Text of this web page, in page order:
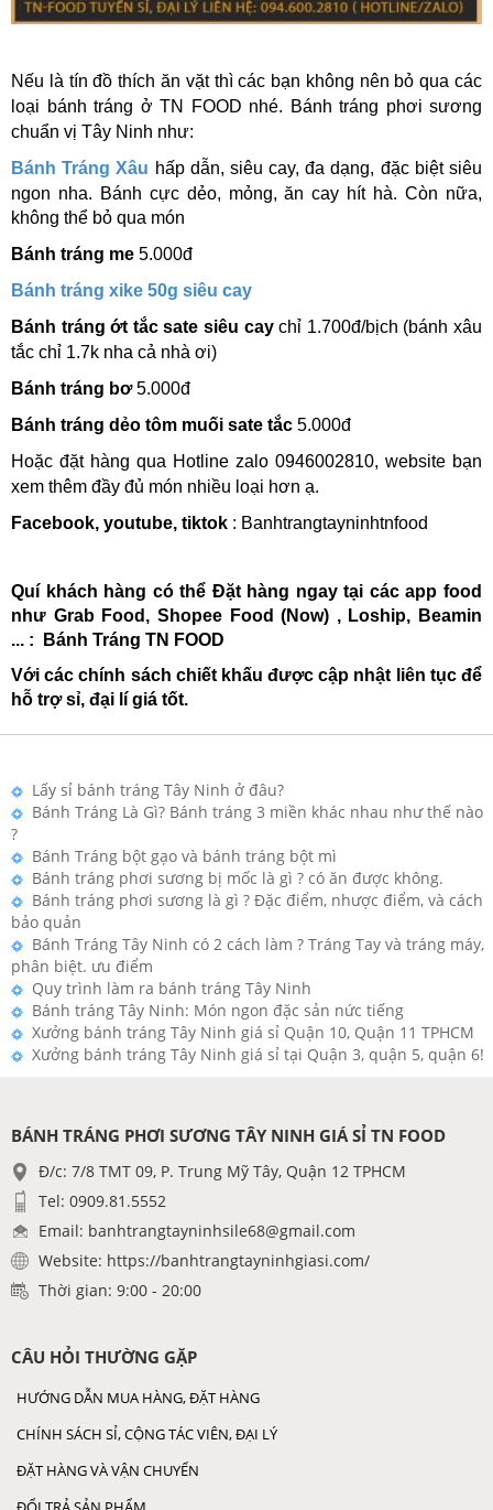
Nếu là tín đồ thích ăn vặt thì các bạn không nên bỏ qua các
loại bánh tráng ở TN FOOD nhé. Bánh tráng phơi sương
chuẩn vị Tây Ninh như:
Bánh Tráng Xâu hấp dẫn, siêu cay, đa dạng, đặc biệt siêu
ngon nha. Bánh cực dẻo, mỏng, ăn cay hít hà.Còn nữa,
không thể bỏ qua món
Bánh tráng me 5.000đ
Bánh tráng xike 50g siêu cay
Bánh tráng ớt tắc sate siêu caychỉ 1.700đ/bịch (bánh xâu
tắc chỉ 1.7k nha cả nhà ơi)
Bánh tráng bơ5.000đ
Bánh tráng dẻo tôm muối sate tắc 5.000đ
Hoặc đặt hàng qua Hotline zalo 0946002810, website bạn
xem thêm đầy đủ món nhiều loại hơn ạ.
Facebook, youtube, tiktok : Banhtrangtayninhtnfood
Quí khách hàng có thể Đặt hàng ngay tại các app food
như Grab Food, Shopee Food (Now) , Loship, Beamin
... : Bánh Tráng TN FOOD
Với các chính sách chiết khấu được cập nhật liên tục để
hỗ trợ sỉ, đại lí giá tốt.
Lấy sỉ bánh tráng Tây Ninh ở đâu?
Bánh Tráng Là Gì? Bánh tráng 3 miền khác nhau như thế nào
?
Bánh Tráng bột gạo và bánh tráng bột mì
Bánh tráng phơi sương bị mốc là gì ? có ăn được không.
Bánh tráng phơi sương là gì ? Đặc điểm, nhược điểm, và cách
bảo quản
Bánh Tráng Tây Ninh có 2 cách làm ? Tráng Tay và tráng máy,
phân biệt. ưu điểm
Quy trình làm ra bánh tráng Tây Ninh
Bánh tráng Tây Ninh: Món ngon đặc sản nức tiếng
Xưởng bánh tráng Tây Ninh giá sỉ Quận 10, Quận 11 TPHCM
Xưởng bánh tráng Tây Ninh giá sỉ tại Quận 3, quận 5, quận 6!
BÁNH TRÁNG PHƠI SƯƠNG TÂY NINH GIÁ SỈ TN FOOD
Đ/c: 7/8 TMT 09, P. Trung Mỹ Tây, Quận 12 TPHCM
Tel: 0909.81.5552
Email: banhtrangtayninhsile68@gmail.com
Website: https://banhtrangtayninhgiasi.com/
Thời gian: 9:00 - 20:00
CÂU HỎI THƯỜNG GẶP
HƯỚNG DẪN MUA HÀNG, ĐẶT HÀNG
CHÍNH SÁCH SỈ, CỘNG TÁC VIÊN, ĐẠI LÝ
ĐẶT HÀNG VÀ VẬN CHUYỂN